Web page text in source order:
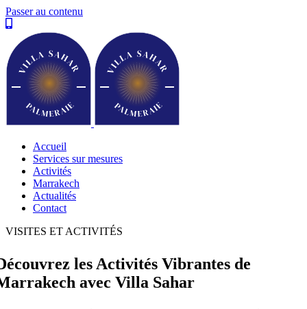
Passer au contenu
Accueil
Services sur mesures
Activités
Marrakech
Actualités
Contact
VISITES ET ACTIVITÉS
les Activités Vibrantes de
avec Villa Sahar